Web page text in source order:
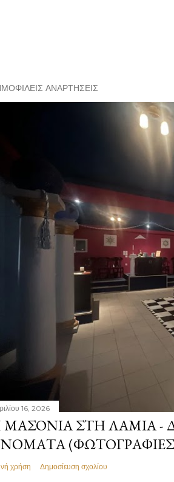
ΑΝΑΡΤΉΣΕΙΣ
16, 2026
ΣΤΗ ΛΑΜΊΑ -
χρήση Δημοσίευση σχολίου